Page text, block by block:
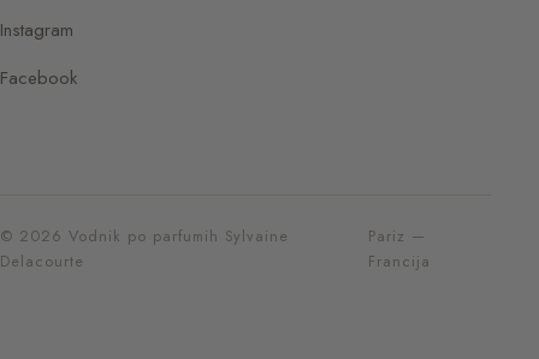
Instagram
Facebook
© 2026 Vodnik po parfumih Sylvaine
Delacourte
Pariz —
Francija